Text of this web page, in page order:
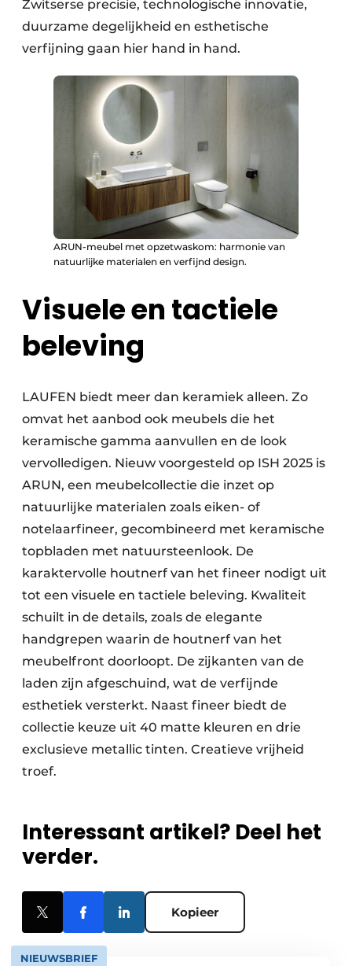
Zwitserse precisie, technologische innovatie,
duurzame degelijkheid en esthetische
verfijning gaan hier hand in hand.
ARUN-meubel met opzetwaskom: harmonie van
natuurlijke materialen en verfijnd design.
Visuele en tactiele
beleving
LAUFEN biedt meer dan keramiek alleen. Zo
omvat het aanbod ook meubels die het
keramische gamma aanvullen en de look
vervolledigen. Nieuw voorgesteld op ISH 2025 is
ARUN, een meubelcollectie die inzet op
natuurlijke materialen zoals eiken- of
notelaarfineer, gecombineerd met keramische
topbladen met natuursteenlook. De
karaktervolle houtnerf van het fineer nodigt uit
tot een visuele en tactiele beleving. Kwaliteit
schuilt in de details, zoals de elegante
handgrepen waarin de houtnerf van het
meubelfront doorloopt. De zijkanten van de
laden zijn afgeschuind, wat de verfijnde
esthetiek versterkt. Naast fineer biedt de
collectie keuze uit 40 matte kleuren en drie
exclusieve metallic tinten. Creatieve vrijheid
troef.
Interessant artikel? Deel het
verder.
Kopieer
NIEUWSBRIEF